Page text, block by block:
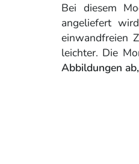
Bei diesem
angeliefert
einwandfreien
leichter. Die
Abbildungen